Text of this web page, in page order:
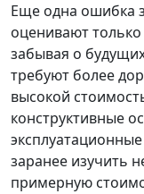
Еще одна ошибка
оценивают
забывая о
требуют более
высокой
конструктивные
заранее изучить
примерную